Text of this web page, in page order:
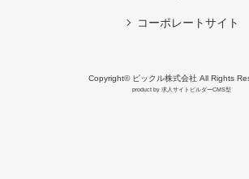
コーポレートサイト
Copyright© ピックル株式会社 All Rights
product by 求人サイトビルダーCMS型